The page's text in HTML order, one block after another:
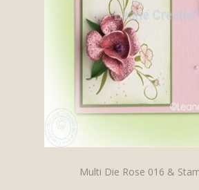
Multi Die Rose 016 &